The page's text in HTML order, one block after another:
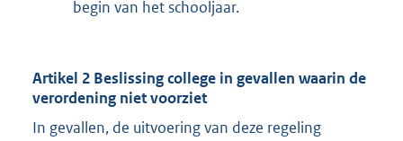
begin van het schooljaar.
Artikel 2 Beslissing college in gevallen waarin de
verordening niet voorziet
In gevallen, de uitvoering van deze regeling